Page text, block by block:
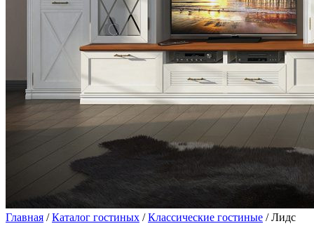
Главная /Каталог гостиных /Классические гостиные / Лидс